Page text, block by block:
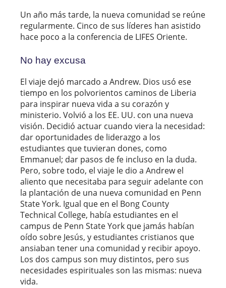
Un año más tarde, la nueva comunidad se reúne
regularmente. Cinco de sus líderes han asistido
hace poco a la conferencia de LIFES Oriente.
No hay excusa
El viaje dejó marcado a Andrew. Dios usó ese
tiempo en los polvorientos caminos de Liberia
para inspirar nueva vida a su corazón y
ministerio. Volvió a los EE. UU. con una nueva
visión. Decidió actuar cuando viera la necesidad:
dar oportunidades de liderazgo a los
estudiantes que tuvieran dones, como
Emmanuel; dar pasos de fe incluso en la duda.
Pero, sobre todo, el viaje le dio a Andrew el
aliento que necesitaba para seguir adelante con
la plantación de una nueva comunidad en Penn
State York. Igual que en el Bong County
Technical College, había estudiantes en el
campus de Penn State York que jamás habían
oído sobre Jesús, y estudiantes cristianos que
ansiaban tener una comunidad y recibir apoyo.
Los dos campus son muy distintos, pero sus
necesidades espirituales son las mismas: nueva
vida.